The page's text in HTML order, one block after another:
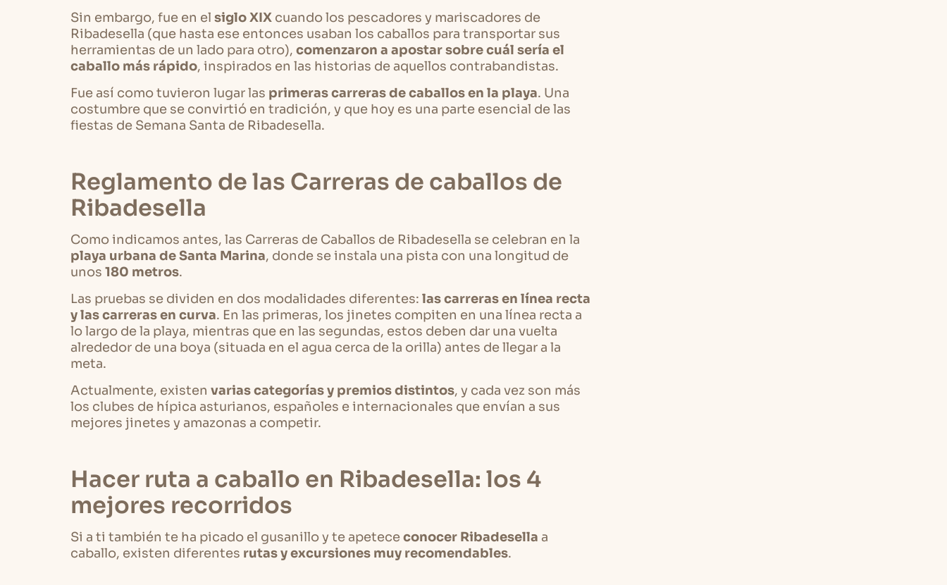
Sin embargo, fue en el siglo XIX cuando los pescadores y mariscadores de
Ribadesella (que hasta ese entonces usaban los caballos para transportar sus
herramientas de un lado para otro), comenzaron a apostar sobre cuál sería el
caballo más rápido, inspirados en las historias de aquellos contrabandistas.
Fue así como tuvieron lugar las primeras carreras de caballos en la playa. Una
costumbre que se convirtió en tradición, y que hoy es una parte esencial de las
fiestas de Semana Santa de Ribadesella.
Reglamento de las Carreras de caballos de
Ribadesella
Como indicamos antes, las Carreras de Caballos de Ribadesella se celebran en la
playa urbana de Santa Marina, donde se instala una pista con una longitud de
unos 180 metros.
Las pruebas se dividen en dos modalidades diferentes: las carreras en línea recta
y las carreras en curva. En las primeras, los jinetes compiten en una línea recta a
lo largo de la playa, mientras que en las segundas, estos deben dar una vuelta
alrededor de una boya (situada en el agua cerca de la orilla) antes de llegar a la
meta.
Actualmente, existen varias categorías y premios distintos, y cada vez son más
los clubes de hípica asturianos, españoles e internacionales que envían a sus
mejores jinetes y amazonas a competir.
Hacer ruta a caballo en Ribadesella: los 4
mejores recorridos
Si a ti también te ha picado el gusanillo y te apetececonocer Ribadesella a
caballo, existen diferentes rutas y excursiones muy recomendables.